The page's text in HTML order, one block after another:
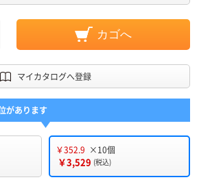
カゴへ
マイカタログへ登録
があります
￥352.9 ×10個
￥3,529 (税込)